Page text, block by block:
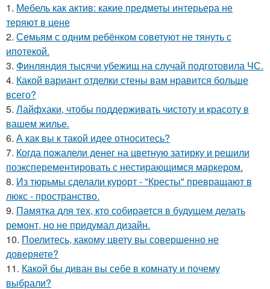
1. Мебель как актив: какие предметы интерьера не
теряют в цене
2. Семьям с одним ребёнком советуют не тянуть с
ипотекой.
3. Финляндия тысячи убежищ на случай подготовила ЧС.
4. Какой вариант отделки стены вам нравится больше
всего?
5. Лайфхаки, чтобы поддерживать чистоту и красоту в
вашем жилье.
6. А как вы к такой идее относитесь?
7. Когда пожалели денег на цветную затирку и решили
поэксперементировать с нестирающимся маркером.
8. Из тюрьмы сделали курорт - "Кресты" превращают в
люкс - пространство.
9. Памятка для тех, кто собирается в будущем делать
ремонт, но не придумал дизайн.
10. Поелитесь, какому цвету вы совершенно не
доверяете?
11. Какой бы диван вы себе в комнату и почему
выбрали?